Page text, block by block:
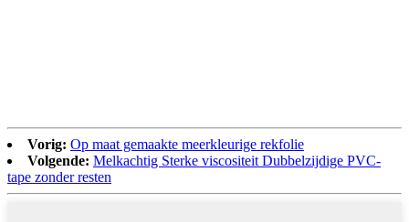
Vorig: Op maat gemaakte meerkleurige rekfolie
Volgende: Melkachtig Sterke viscositeit Dubbelzijdige PVC-
tape zonder resten